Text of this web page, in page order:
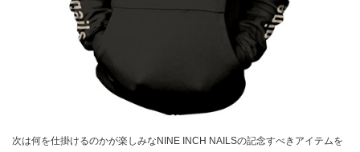
次は何を仕掛けるのかが楽しみなNINE INCH NAILSの記念すべきアイテムを